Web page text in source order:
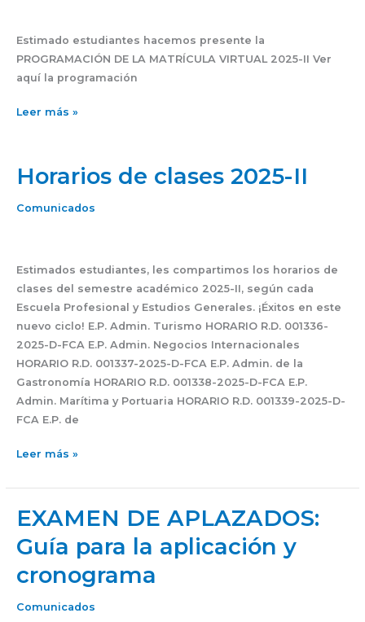
Estimado estudiantes hacemos presente la
PROGRAMACIÓN DE LA MATRÍCULA VIRTUAL 2025-II Ver
aquí la programación
Leer más »
Horarios de clases 2025-II
Comunicados
Estimados estudiantes, les compartimos los horarios de
clases del semestre académico 2025-II, según cada
Escuela Profesional y Estudios Generales. ¡Éxitos en este
nuevo ciclo! E.P. Admin. Turismo HORARIO R.D. 001336-
2025-D-FCA E.P. Admin. Negocios Internacionales
HORARIO R.D. 001337-2025-D-FCA E.P. Admin. de la
Gastronomía HORARIO R.D. 001338-2025-D-FCA E.P.
Admin. Marítima y Portuaria HORARIO R.D. 001339-2025-D-
FCA E.P. de
Horarios
clases
Leer más »
EXAMEN DE APLAZADOS:
Guía para la aplicación y
cronograma
Comunicados
EXAMEN
APLAZADOS:
Guía
la